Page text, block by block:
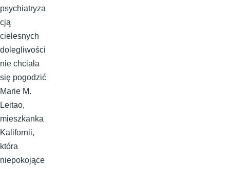
psychiatryza
cją
cielesnych
dolegliwości
nie chciała
się pogodzić
Marie M.
Leitao,
mieszkanka
Kalifornii,
która
niepokojące